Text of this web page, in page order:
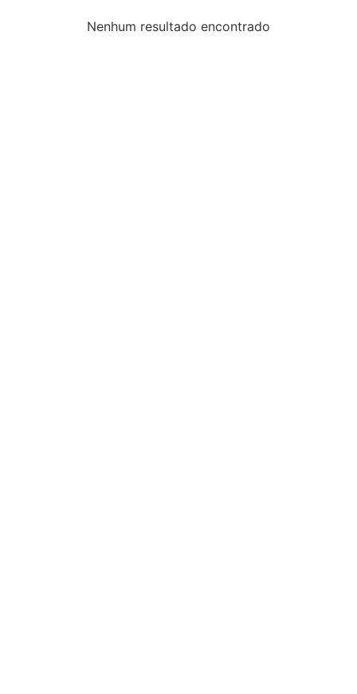
Nenhum resultado encontrado